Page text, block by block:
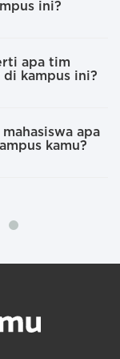
ini?
apa tim
kampus ini?
apa
kamu?